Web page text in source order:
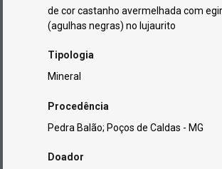
de cor castanho avermelhada com
(agulhas negras) no lujaurito
Tipologia
Mineral
Procedência
Pedra Balão; Poços de Caldas - MG
Doador